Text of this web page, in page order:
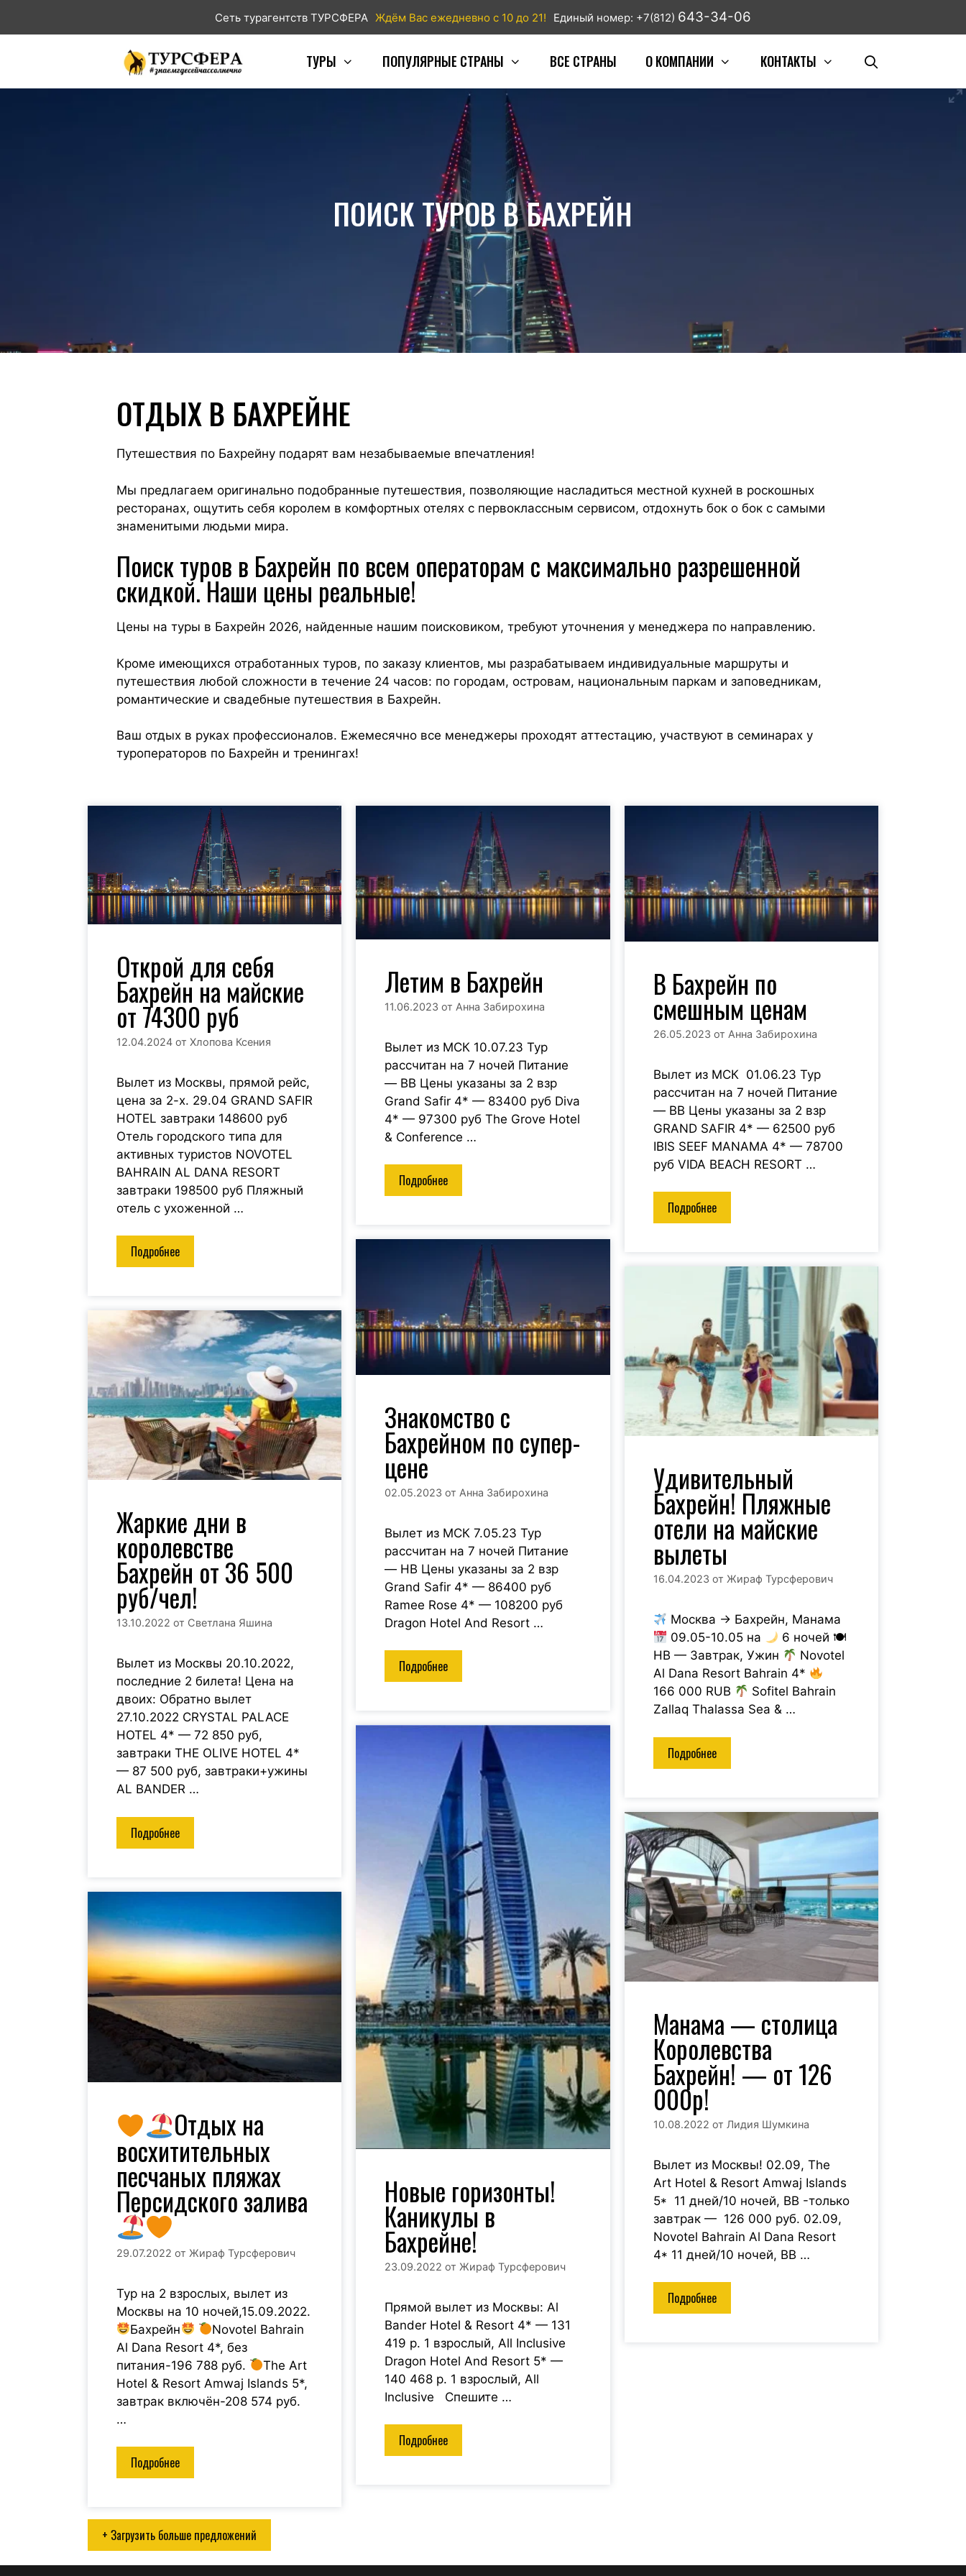
Сеть турагентств ТУРСФЕРА Ждём Вас ежедневно с 10 до 21! Единый номер: +7(812) 643-34-06
ТУРЫ ПОПУЛЯРНЫЕ СТРАНЫ ВСЕ СТРАНЫ О КОМПАНИИ КОНТАКТЫ
ПОИСК ТУРОВ В БАХРЕЙН
ОТДЫХ В БАХРЕЙНЕ
Путешествия по Бахрейну подарят вам незабываемые впечатления!
Мы предлагаем оригинально подобранные путешествия, позволяющие насладиться местной кухней в роскошных
ресторанах, ощутить себя королем в комфортных отелях с первоклассным сервисом, отдохнуть бок о бок с самыми
знаменитыми людьми мира.
Поиск туров в Бахрейн по всем операторам с максимально разрешенной
скидкой. Наши цены реальные!
Цены на туры в Бахрейн 2026, найденные нашим поисковиком, требуют уточнения у менеджера по направлению.
Кроме имеющихся отработанных туров, по заказу клиентов, мы разрабатываем индивидуальные маршруты и
путешествия любой сложности в течение 24 часов: по городам, островам, национальным паркам и заповедникам,
романтические и свадебные путешествия в Бахрейн.
Ваш отдых в руках профессионалов. Ежемесячно все менеджеры проходят аттестацию, участвуют в семинарах у
туроператоров по Бахрейн и тренингах!
Открой для себя
Бахрейн на майские
от 74300 руб
12.04.2024 от Хлопова Ксения
Вылет из Москвы, прямой рейс,
цена за 2-х. 29.04 GRAND SAFIR
HOTEL завтраки 148600 руб
Отель городского типа для
активных туристов NOVOTEL
BAHRAIN AL DANA RESORT
завтраки 198500 руб Пляжный
отель с ухоженной …
Подробнее
Летим в Бахрейн
11.06.2023 от Анна Забирохина
Вылет из МСК 10.07.23 Тур
рассчитан на 7 ночей Питание
— BB Цены указаны за 2 взр
Grand Safir 4* — 83400 руб Diva
4* — 97300 руб The Grove Hotel
& Conference …
Подробнее
В Бахрейн по
смешным ценам
26.05.2023 от Анна Забирохина
Вылет из МСК 01.06.23 Тур
рассчитан на 7 ночей Питание
— BB Цены указаны за 2 взр
GRAND SAFIR 4* — 62500 руб
IBIS SEEF MANAMA 4* — 78700
руб VIDA BEACH RESORT …
Подробнее
Знакомство с
Бахрейном по супер-
цене
02.05.2023 от Анна Забирохина
Вылет из МСК 7.05.23 Тур
рассчитан на 7 ночей Питание
— HB Цены указаны за 2 взр
Grand Safir 4* — 86400 руб
Ramee Rose 4* — 108200 руб
Dragon Hotel And Resort …
Подробнее
Удивительный
Бахрейн! Пляжные
отели на майские
вылеты
16.04.2023 от Жираф Турсферович
Москва → Бахрейн, Манама
09.05-10.05 на
6 ночей 🍽
HB — Завтрак, Ужин
Novotel
Al Dana Resort Bahrain 4*
166 000 RUB
Sofitel Bahrain
Zallaq Thalassa Sea & …
Подробнее
Жаркие дни в
королевстве
Бахрейн от 36 500
руб/чел!
13.10.2022 от Светлана Яшина
Вылет из Москвы 20.10.2022,
последние 2 билета! Цена на
двоих: Обратно вылет
27.10.2022 CRYSTAL PALACE
HOTEL 4* — 72 850 руб,
завтраки THE OLIVE HOTEL 4*
— 87 500 руб, завтраки+ужины
AL BANDER …
Подробнее
Новые горизонты!
Каникулы в
Бахрейне!
23.09.2022 от Жираф Турсферович
Прямой вылет из Москвы: Al
Bander Hotel & Resort 4* — 131
419 р. 1 взрослый, All Inclusive
Dragon Hotel And Resort 5* —
140 468 р. 1 взрослый, All
Inclusive Спешите …
Подробнее
Манама — столица
Королевства
Бахрейн! — от 126
000р!
10.08.2022 от Лидия Шумкина
Вылет из Москвы! 02.09, The
Art Hotel & Resort Amwaj Islands
5* 11 дней/10 ночей, BB -только
завтрак — 126 000 руб. 02.09,
Novotel Bahrain Al Dana Resort
4* 11 дней/10 ночей, BB …
Подробнее
Отдых на
восхитительных
песчаных пляжах
Персидского залива
29.07.2022 от Жираф Турсферович
Тур на 2 взрослых, вылет из
Москвы на 10 ночей,15.09.2022.
Бахрейн
Novotel Bahrain
Al Dana Resort 4*, без
питания-196 788 руб.
The Art
Hotel & Resort Amwaj Islands 5*,
завтрак включён-208 574 руб.
…
Подробнее
+ Загрузить больше предложений